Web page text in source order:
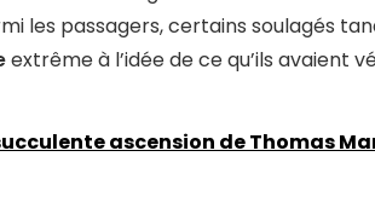
les passagers, certains soulagés
extrême à l’idée de ce qu’ils avaient
ascension de Thomas